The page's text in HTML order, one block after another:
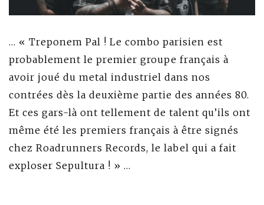
… « Treponem Pal ! Le combo parisien est
probablement le premier groupe français à
avoir joué du metal industriel dans nos
contrées dès la deuxième partie des années 80.
Et ces gars-là ont tellement de talent qu’ils ont
même été les premiers français à être signés
chez Roadrunners Records, le label qui a fait
exploser Sepultura ! » …